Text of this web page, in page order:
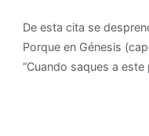
De esta cita se
Porque en Génesis
“Cuando saques a